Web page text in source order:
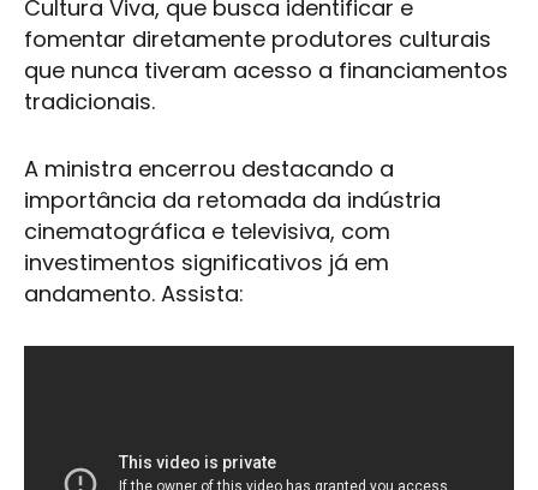
Cultura Viva, que busca identificar e
fomentar diretamente produtores culturais
que nunca tiveram acesso a financiamentos
tradicionais.
A ministra encerrou destacando a
importância da retomada da indústria
cinematográfica e televisiva, com
investimentos significativos já em
andamento. Assista: